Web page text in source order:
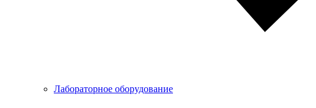
Лабораторное оборудование